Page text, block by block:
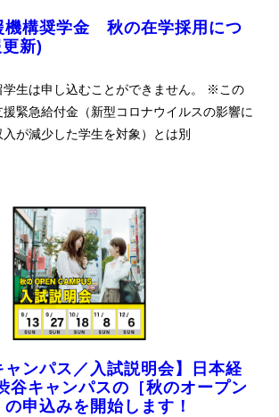
機構奨学金 秋の在学採用につ
新)
生は申し込むことができません。 ※この
緊急給付金（新型コロナウイルスの影響に
が減少した学生を対象）とは別
ャンパス／入試説明会】日本経
谷キャンパスの［秋のオープン
申込みを開始します！